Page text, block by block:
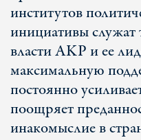
институтов
инициативы служат
власти AKP и ее
максимальную
постоянно
поощряет
инакомыслие в